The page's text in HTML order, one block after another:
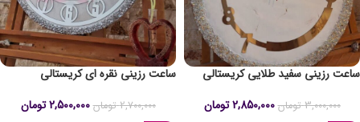
ساعت رزینی سفید طلایی کریستالی
3,000,000 تومان 2,850,000 تومان
ساعت رزینی نقره ای کریستالی
2,700,000 تومان 2,500,000 تومان